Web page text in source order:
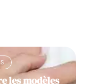
les modèles